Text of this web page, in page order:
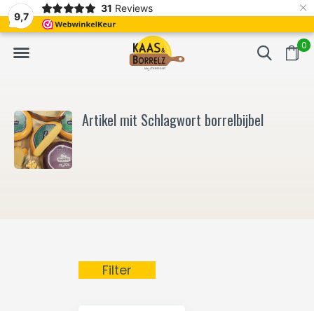
9,7
31 Reviews ×
0
Frisch geschnitten und vakuumverpackt. Meistens Lieferung
Artikel mit Schlagwort borrelbijbel
Filter